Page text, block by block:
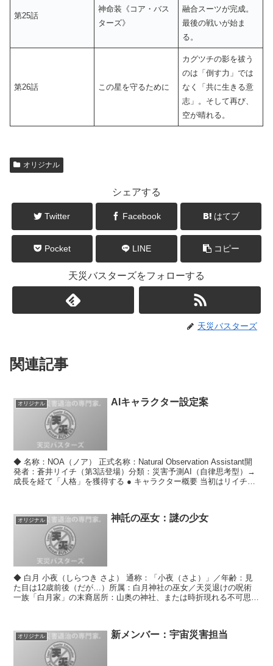
第25話
神命装《コア・バス
ターズ》
融合スーツが完成。
最後の戦いが始ま
る。
第26話 この星を守るために
カグツチの影を祓う
のは「倒す力」では
なく「共に生きる意
志」。そして再び、
空が晴れる。
オリジナル
シェアする
Twitter Facebook はてブ
Pocket LINE コピー
天災バスターズをフォローする
天災バスターズ
関連記事
オリジナル AIキャラクター設定案
◆ 名称：NOA（ノア） 正式名称：Natural Observation Assistant開
発者：蒼井リイチ（第3話登場）分類：災害予測AI（自律思考型）→
成長を経て「人格」を獲得する ● キャラクター概要 当初はリイチが
オリジナル 神託の巫女：謎の少女
◆ 白月 小夜（しらつき さよ） 通称：「小夜（さよ）」／年齢：見
た目は12歳前後（だが…）所属：白月神社の巫女／天災退けの呪術
一族「白月家」の末裔居所：山奥の神社、または時折現れる不可思議
オリジナル 新メンバー：宇宙災害担当